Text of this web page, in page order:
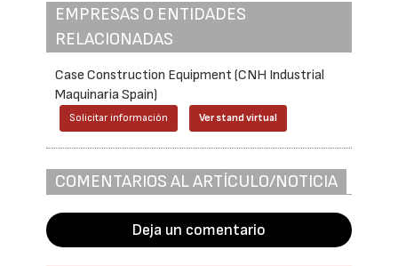
EMPRESAS O ENTIDADES
RELACIONADAS
Case Construction Equipment (CNH Industrial
Maquinaria Spain)
Solicitar información Ver stand virtual
COMENTARIOS AL ARTÍCULO/NOTICIA
Deja un comentario